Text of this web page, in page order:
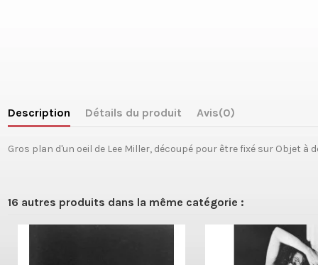
Description Détails du produit Avis(0)
Gros plan d'un oeil de Lee Miller, découpé pour être fixé sur Objet à
16 autres produits dans la même catégorie :